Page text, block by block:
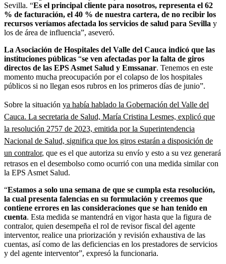
Sevilla. “Es el principal cliente para nosotros, representa el 62
% de facturación, el 40 % de nuestra cartera, de no recibir los
recursos veríamos afectada los servicios de salud para Sevilla y
los de área de influencia”, aseveró.
La Asociación de Hospitales del Valle del Cauca indicó que las
instituciones públicas “se ven afectadas por la falta de giros
directos de las EPS Asmet Salud y Emssanar. Tenemos en este
momento mucha preocupación por el colapso de los hospitales
públicos si no llegan esos rubros en los primeros días de junio”.
Sobre la situación ya había hablado la Gobernación del Valle del
Cauca. La secretaria de Salud, María Cristina Lesmes, explicó que
la resolución 2757 de 2023, emitida por la Superintendencia
Nacional de Salud, significa que los giros estarán a disposición de
un contralor, que es el que autoriza su envío y esto a su vez generará
retrasos en el desembolso como ocurrió con una medida similar con
la EPS Asmet Salud.
“Estamos a solo una semana de que se cumpla esta resolución,
la cual presenta falencias en su formulación y creemos que
contiene errores en las consideraciones que se han tenido en
cuenta. Esta medida se mantendrá en vigor hasta que la figura de
contralor, quien desempeña el rol de revisor fiscal del agente
interventor, realice una priorización y revisión exhaustiva de las
cuentas, así como de las deficiencias en los prestadores de servicios
y del agente interventor”, expresó la funcionaria.